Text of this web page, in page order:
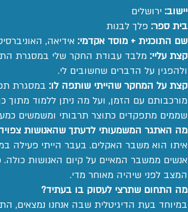
יישוב: ירושלים
בית ספר: פלך לבנות
שם התוכנית + מוסד אקדמי: אידיאה,
קצת עליי: מלבד עבודת החקר שלי במסגרת
ולהפגין על הדברים שחשובים לי.
קצת על המחקר שהייתי שותפה לו:
מורכבותם עם הזמן, ועל מה ניתן ללמוד
שממים מתפקדים כתוצר תרבותי ומשמשים
מה האתגר המשמעותי לדעתך שהאנושות
איתו הוא משבר האקלים. בעבר הייתי פעילה
אנשים ממשבר המאיים על קיום האנושות כולה.
המצב לפני שיהיה מאוחר מדי.
מה התחום שתרצי לעסוק בו בעתיד?
במיוחד בעת הדיגיטלית שבה אנחנו נמצאים,